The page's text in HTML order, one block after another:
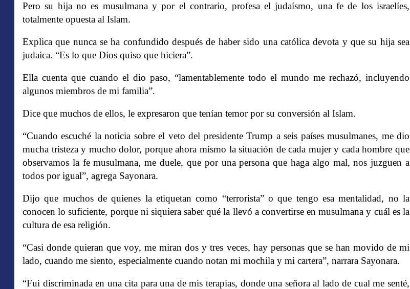
Pero su hija no es musulmana y por el contrario, profesa el judaísmo, una fe de los israelíes,
totalmente opuesta al Islam.
Explica que nunca se ha confundido después de haber sido una católica devota y que su hija sea
judaica. “Es lo que Dios quiso que hiciera”.
Ella cuenta que cuando el dio paso, “lamentablemente todo el mundo me rechazó, incluyendo
algunos miembros de mi familia”.
Dice que muchos de ellos, le expresaron que tenían temor por su conversión al Islam.
“Cuando escuché la noticia sobre el veto del presidente Trump a seis países musulmanes, me dio
mucha tristeza y mucho dolor, porque ahora mismo la situación de cada mujer y cada hombre que
observamos la fe musulmana, me duele, que por una persona que haga algo mal, nos juzguen a
todos por igual”, agrega Sayonara.
Dijo que muchos de quienes la etiquetan como “terrorista” o que tengo esa mentalidad, no la
conocen lo suficiente, porque ni siquiera saber qué la llevó a convertirse en musulmana y cuál es la
cultura de esa religión.
“Casi donde quieran que voy, me miran dos y tres veces, hay personas que se han movido de mi
lado, cuando me siento, especialmente cuando notan mi mochila y mi cartera”, narrara Sayonara.
“Fui discriminada en una cita para una de mis terapias, donde una señora al lado de cual me senté,